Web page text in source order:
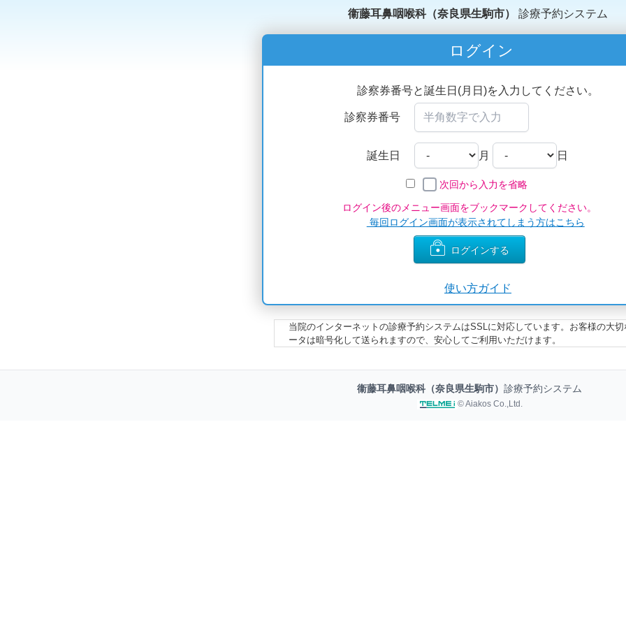
衞藤耳鼻咽喉科（奈良県生駒市） 診療予約システム
ログイン
診察券番号と誕生日(月日)を入力してください。
診察券番号
誕生日 月 日
次回から入力を省略
ログイン後のメニュー画面をブックマークしてください。
毎回ログイン画面が表示されてしまう方はこちら
ログインする
使い方ガイド
当院のインターネットの診療予約システムはSSLに対応しています。お客様の大切
ータは暗号化して送られますので、安心してご利用いただけます。
衞藤耳鼻咽喉科（奈良県生駒市） 診療予約システム
© Aiakos Co.,Ltd.